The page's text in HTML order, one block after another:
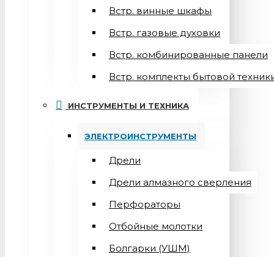
Встр. винные шкафы
Встр. газовые духовки
Встр. комбинированные панели
Встр. комплекты бытовой
ИНСТРУМЕНТЫ И ТЕХНИКА
ЭЛЕКТРОИНСТРУМЕНТЫ
Дрели
Дрели алмазного сверления
Перфораторы
Отбойные молотки
Болгарки (УШМ)